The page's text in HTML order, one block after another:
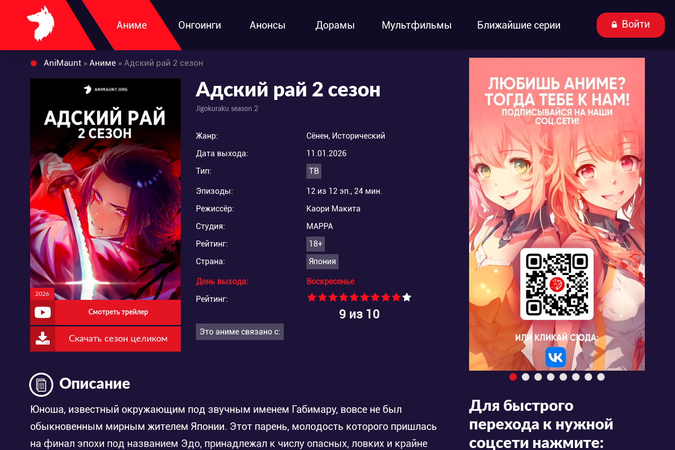
Аниме Онгоинги Анонсы Дорамы Мультфильмы Ближайшие серии Войти
AniMaunt » Аниме » Адский рай 2 сезон
2026
Смотреть трейлер
Скачать сезон целиком
Адский рай 2 сезон
Jigokuraku season 2
Жанр:
Сёнен, Исторический
Дата выхода:
11.01.2026
Тип:
ТВ
Эпизоды:
12 из 12 эп., 24 мин.
Режиссёр:
Каори Макита
Студия:
MAPPA
Рейтинг:
18+
Страна:
Япония
День выхода:
Воскресенье
Рейтинг:
9 из 10
Это аниме связано с:
Описание
Юноша, известный окружающим под звучным именем Габимару, вовсе не был
обыкновенным мирным жителем Японии. Этот парень, молодость которого пришлась
на финал эпохи под названием Эдо, принадлежал к числу опасных, ловких и крайне
Для быстрого
перехода к нужной
соцсети нажмите: